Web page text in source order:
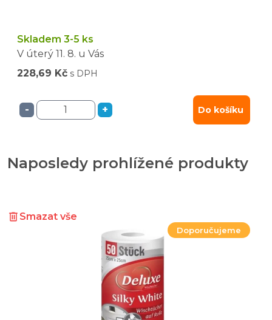
Skladem 3-5 ks
V úterý 11. 8. u Vás
228,69 Kč s DPH
- + Do košíku
Naposledy prohlížené produkty
Smazat vše
Doporučujeme